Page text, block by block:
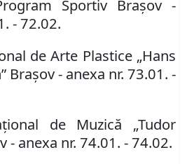
Sportiv Braşov -
- 72.02.
de Arte Plastice „Hans
Braşov- anexa nr. 73.01. -
de Muzică „Tudor
- anexa nr. 74.01. - 74.02.